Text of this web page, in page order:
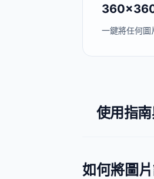
一鍵將任何
使用指
如何將圖